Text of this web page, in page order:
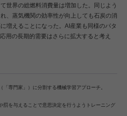
世界の総燃料消費量は増加した。同じよう
、蒸気機関の効率性が向上しても石炭の消
増えることになった。AI産業も同様のパタ
用の長期的需要はさらに拡大すると考え
専門家」）に分割する機械学習アプローチ。
罰を与えることで意思決定を行うようトレーニング